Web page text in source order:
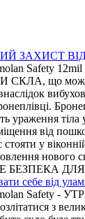
ЗАХИСТ
Safety 12mil
що можуть
ураження тіла
від
у
нового
БЕЗПЕКА
себе від
Safety -
з